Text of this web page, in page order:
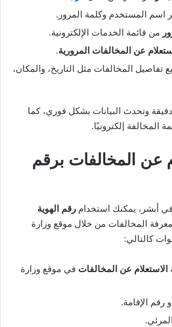
اسم المستخدم وكلمة المرور.
من قائمة الخدمات الإلكترونية.
عن المخالفات المرورية.
المخالفات مثل التاريخ، والمكان،
دقيقة وتحدث البيانات بشكل فوري، كما
المخالفة إلكترونيًا.
عن المخالفات برقم
أبشر، يمكنك استخدام رقم الهوية
المخالفات من خلال موقع وزارة
كالتالي:
الاستعلام عن المخالفات في موقع وزارة
رقم الإقامة.